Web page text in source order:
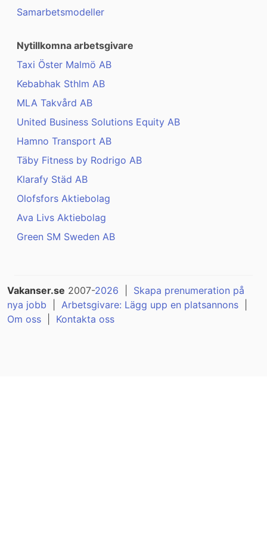
Samarbetsmodeller
Nytillkomna arbetsgivare
Taxi Öster Malmö AB
Kebabhak Sthlm AB
MLA Takvård AB
United Business Solutions Equity AB
Hamno Transport AB
Täby Fitness by Rodrigo AB
Klarafy Städ AB
Olofsfors Aktiebolag
Ava Livs Aktiebolag
Green SM Sweden AB
Vakanser.se 2007-2026
Skapa prenumeration på
nya jobb
Arbetsgivare: Lägg upp en platsannons
Om oss
Kontakta oss